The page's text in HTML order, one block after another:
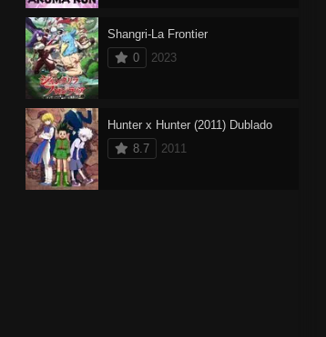
Shangri-La Frontier
0
2023
Hunter x Hunter (2011) Dublado
8.7
2011